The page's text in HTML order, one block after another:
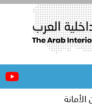
العامة لمجلس وزراء